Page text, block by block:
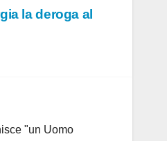
la deroga al
"un Uomo